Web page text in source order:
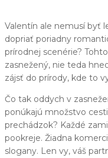
Valentín ale nemusí byť
dopriať poriadny
prírodnej scenérie?
zasnežený, nie teda
zájsť do prírody, kde to
Čo tak oddych v
ponúkajú množstvo
prechádzok? Každé
pookreje. Žiadna
slogany. Len vy, váš